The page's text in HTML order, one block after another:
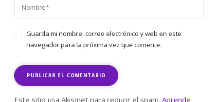
Guarda mi nombre, correo electrónico y web en este
navegador para la próxima vez que comente.
Este sitio usa Akismet para reducir el spam. Aprende